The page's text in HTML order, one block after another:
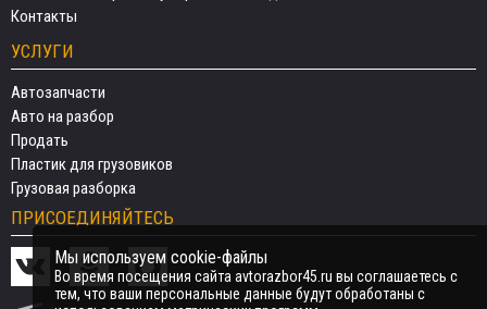
Контакты
УСЛУГИ
Автозапчасти
Авто на разбор
Продать
Пластик для грузовиков
Грузовая разборка
ПРИСОЕДИНЯЙТЕСЬ
Мы используем cookie-файлы
Во время посещения сайта avtorazbor45.ru вы соглашаетесь с
тем, что ваши персональные данные будут обработаны с